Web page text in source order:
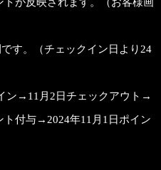
が反映されます。（お客様画
す。（チェックイン日より24
ン→11月2日チェックアウト→
ト付与→2024年11月1日ポイン